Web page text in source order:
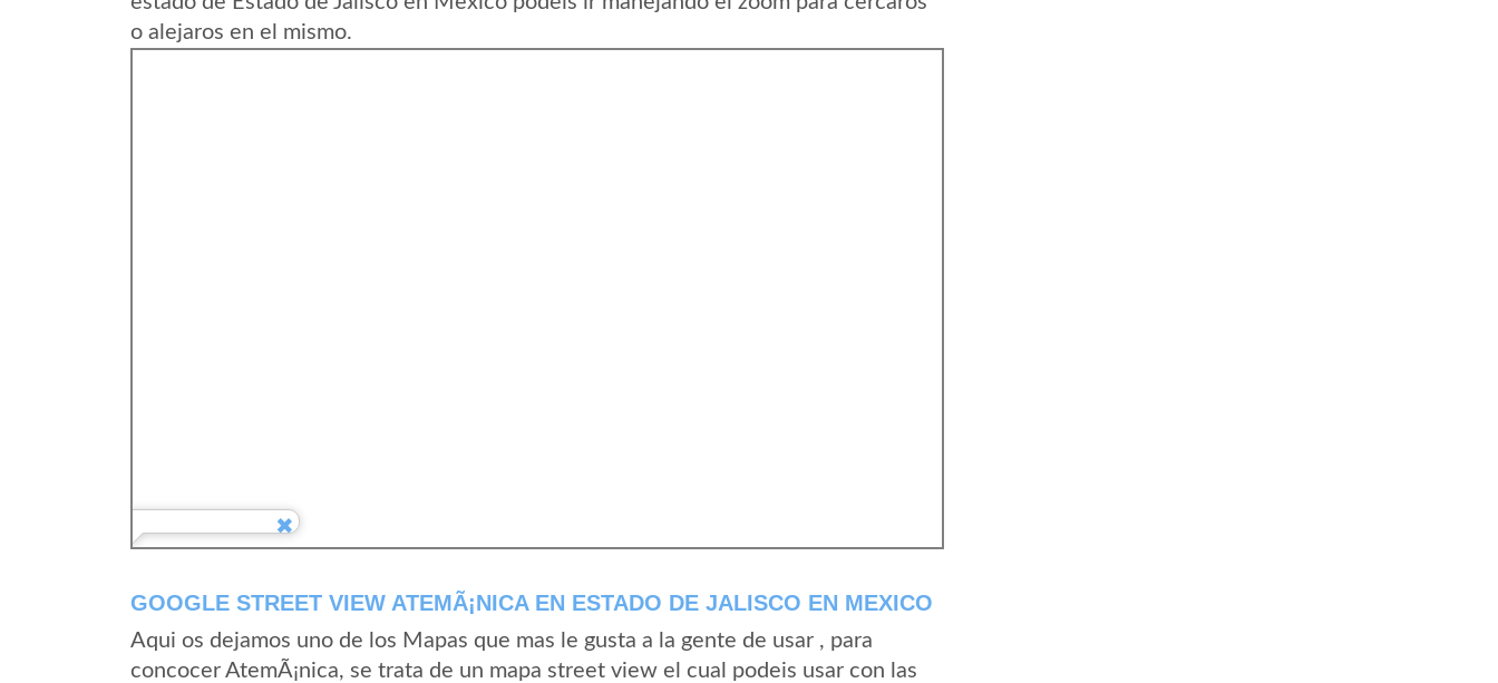
o alejaros en el mismo.
GOOGLE STREET VIEW ATEMÃ¡NICA EN ESTADO DE JALISCO EN MEXICO
Aqui os dejamos uno de los Mapas que mas le gusta a la gente de usar , para
concocer AtemÃ¡nica, se trata de un mapa street view el cual podeis usar con las